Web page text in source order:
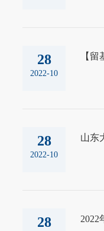
28
2022-10
【
28
2022-10
山东
28 2022